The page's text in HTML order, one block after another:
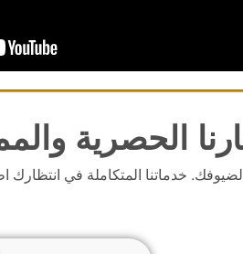
الحصرية
خدماتنا المتكاملة في انتظارك